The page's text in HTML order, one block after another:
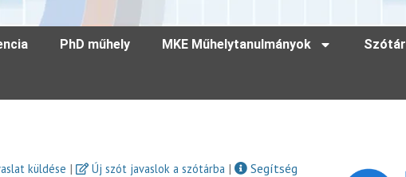
PhD műhely MKE Műhelytanulmányok Szótár
küldése | Új szót javaslok a szótárba |
Segítség